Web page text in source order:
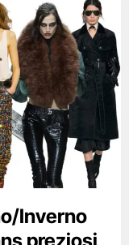
Inverno